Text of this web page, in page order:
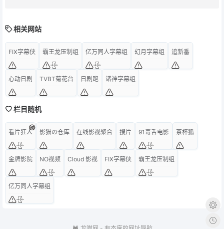
相关网站
FIX字幕侠 霸王龙压制组 亿万同人字幕组 幻月字幕组 追新番
心动日剧 TVBT菊花台 日剧跑 诸神字幕组
栏目随机
看片狂人 影猫の仓库 在线影视聚合 搜片 91毒舌电影 茶杯狐
金牌影院 NO视频 Cloud 影视 FIX字幕侠 霸王龙压制组
亿万同人字幕组